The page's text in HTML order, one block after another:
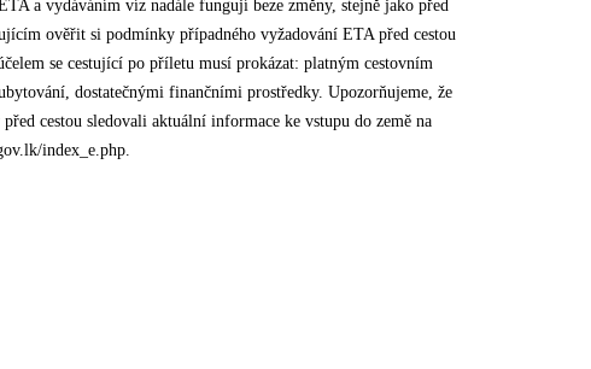
a vydáváním víz nadále fungují beze změny, stejně jako před
ověřit si podmínky případného vyžadování ETA před cestou
se cestující po příletu musí prokázat: platným cestovním
dostatečnými finančními prostředky. Upozorňujeme, že
cestou sledovali aktuální informace ke vstupu do země na
index_e.php.